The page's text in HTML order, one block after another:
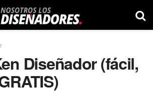
Diseñador (fácil,